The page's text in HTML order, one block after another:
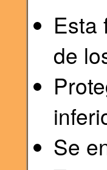
Esta
de
Se